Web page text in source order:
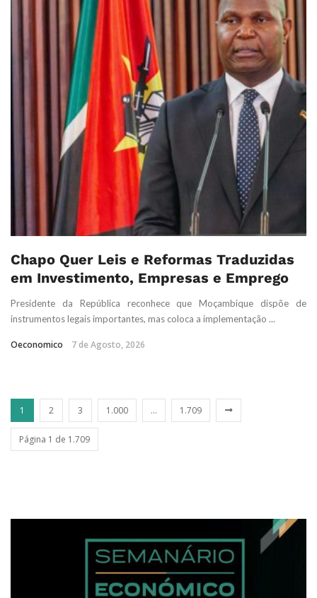
Chapo Quer Leis e Reformas Traduzidas
em Investimento, Empresas e Emprego
Presidente da República reconhece que Moçambique dispõe de
instrumentos legais importantes, mas coloca a implementação ...
Oeconomico 7 de Agosto, 2026
1 2 3 1.000 ... 1.709
Página 1 de 1.709